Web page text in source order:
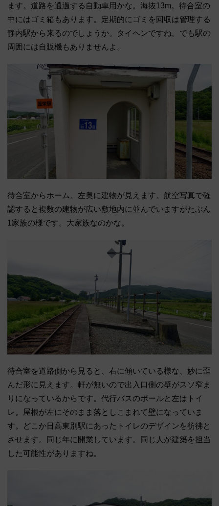
ます。道路を通過する自動車用かな。海抜13m。待合室の
中にはゴミ箱もあります。定期的にゴミを回収は管理する
静内駅から来るのでしょうか。タイヘンですね。でも駅の
周囲には自販機もありませんよ。
待合室からホーム。左奥に建物が見えます。航空写真で確
認すると複数の建物が広い敷地内に並んでいますがたぶん
1家族の様です。大家族なのかな。
待合室を道路側から見ると、右に傾いている様な、妙に歪
んだ形に見えます。軒が無いので出入口側の壁がスソ窄ま
りになっているからです。代行バスのポールと左はトイ
レ。屋根が左にそのまま落としこまれて壁になっていま
す。どこか日高東別駅にあったトイレのデザインを彷彿と
させます。同じ年に開業しています。同じ人が建築を担当
した可能性がありますね。